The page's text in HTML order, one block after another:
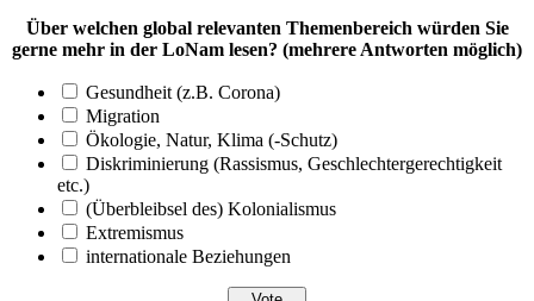
Über welchen global relevanten Themenbereich würden Sie
gerne mehr in der LoNam lesen? (mehrere Antworten möglich)
Gesundheit (z.B. Corona)
Migration
Ökologie, Natur, Klima (-Schutz)
Diskriminierung (Rassismus, Geschlechtergerechtigkeit
etc.)
(Überbleibsel des) Kolonialismus
Extremismus
internationale Beziehungen